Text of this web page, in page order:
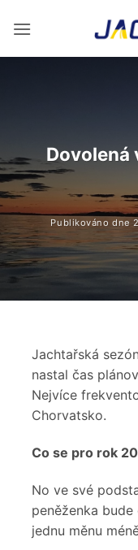
Dovolená
Publikováno dne
Jachtařská
nastal čas
Nejvíce
Chorvatsko.
Co se pro rok
No ve své
peněženka
jednu měnu